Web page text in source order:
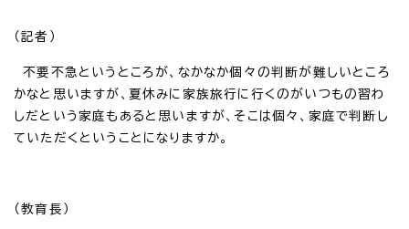
（記者）
不要不急というところが、なかなか個々の判断が難しいところ
かなと思いますが、夏休みに家族旅行に行くのがいつもの習わ
しだという家庭もあると思いますが、そこは個々、家庭で判断し
ていただくということになりますか。
（教育長）